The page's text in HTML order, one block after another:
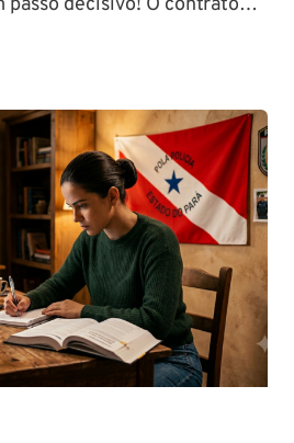
passo decisivo! O contrato…